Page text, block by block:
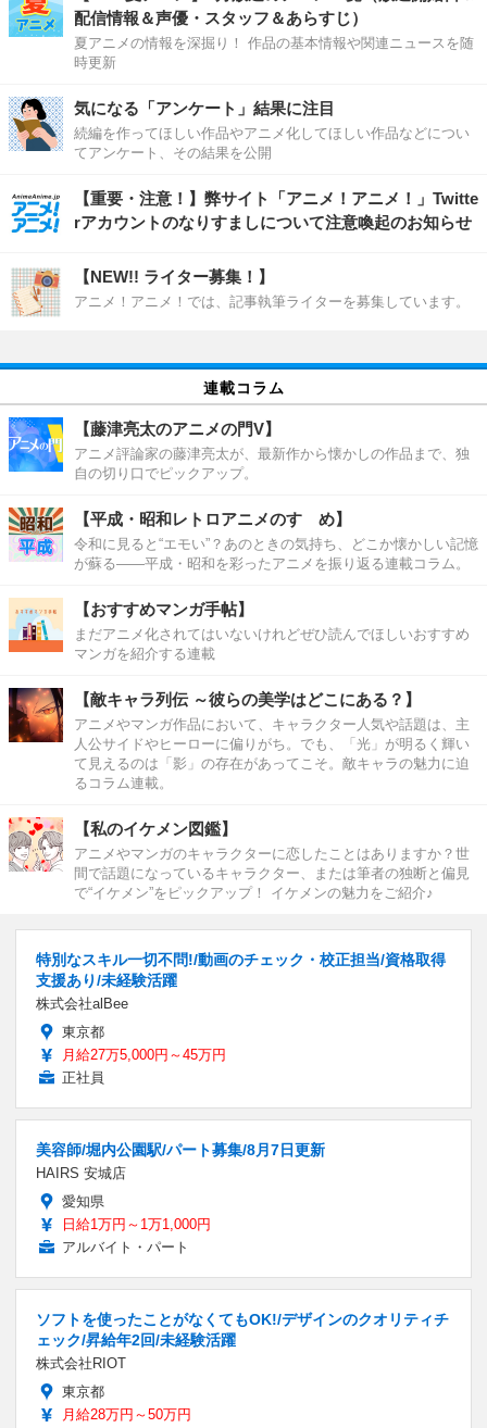
配信情報＆声優・スタッフ＆あらすじ）
夏アニメの情報を深掘り！ 作品の基本情報や関連ニュースを随
時更新
気になる「アンケート」結果に注目
続編を作ってほしい作品やアニメ化してほしい作品などについ
てアンケート、その結果を公開
【重要・注意！】弊サイト「アニメ！アニメ！」Twitte
rアカウントのなりすましについて注意喚起のお知らせ
【NEW!! ライター募集！】
アニメ！アニメ！では、記事執筆ライターを募集しています。
連載コラム
【藤津亮太のアニメの門V】
アニメ評論家の藤津亮太が、最新作から懐かしの作品まで、独
自の切り口でピックアップ。
【平成・昭和レトロアニメのすゝめ】
令和に見ると“エモい”？あのときの気持ち、どこか懐かしい記憶
が蘇る――平成・昭和を彩ったアニメを振り返る連載コラム。
【おすすめマンガ手帖】
まだアニメ化されてはいないけれどぜひ読んでほしいおすすめ
マンガを紹介する連載
【敵キャラ列伝 ～彼らの美学はどこにある？】
アニメやマンガ作品において、キャラクター人気や話題は、主
人公サイドやヒーローに偏りがち。でも、「光」が明るく輝い
て見えるのは「影」の存在があってこそ。敵キャラの魅力に迫
るコラム連載。
【私のイケメン図鑑】
アニメやマンガのキャラクターに恋したことはありますか？世
間で話題になっているキャラクター、または筆者の独断と偏見
で“イケメン”をピックアップ！ イケメンの魅力をご紹介♪
特別なスキル一切不問!/動画のチェック・校正担当/資格取得
支援あり/未経験活躍
株式会社alBee
東京都
月給27万5,000円～45万円
正社員
美容師/堀内公園駅/パート募集/8月7日更新
HAIRS 安城店
愛知県
日給1万円～1万1,000円
アルバイト・パート
ソフトを使ったことがなくてもOK!/デザインのクオリティチ
ェック/昇給年2回/未経験活躍
株式会社RIOT
東京都
月給28万円～50万円